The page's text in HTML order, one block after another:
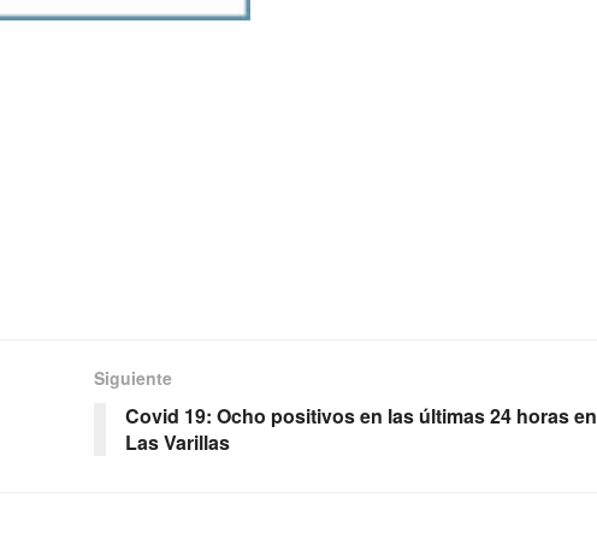
Siguiente
Covid 19: Ocho positivos en las últimas 24 horas en
Las Varillas